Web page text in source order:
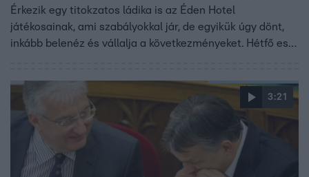
Érkezik egy titokzatos ládika is az Éden Hotel
játékosainak, ami szabályokkal jár, de egyikük úgy dönt,
inkább belenéz és vállalja a következményeket. Hétfő este
3:21